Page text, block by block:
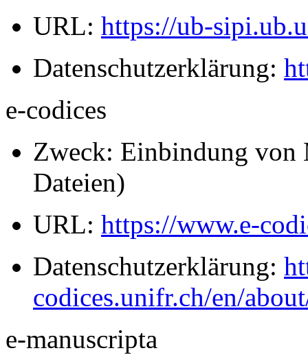
URL: https://ub-
Datenschutzerklärung:
e-codices
Zweck: Einbindung
Dateien)
URL: https://www.e-
Datenschutzerklärung:
codices.unifr.ch/en/
e-manuscripta